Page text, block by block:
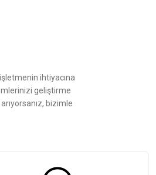
ihtiyacına
geliştirme
bizimle